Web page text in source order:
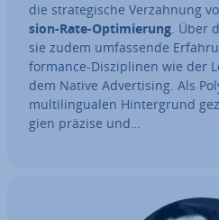
die stra­te­gi­sche Ver­zah­nung
si­on-Rate-Op­ti­mie­rung. Über
sie zudem um­fas­sen­de
for­mance-Dis­zi­pli­nen wie der
dem Native Ad­ver­ti­sing. Als
mul­ti­l­in­gua­len Hin­ter­grund
gien präzise und…